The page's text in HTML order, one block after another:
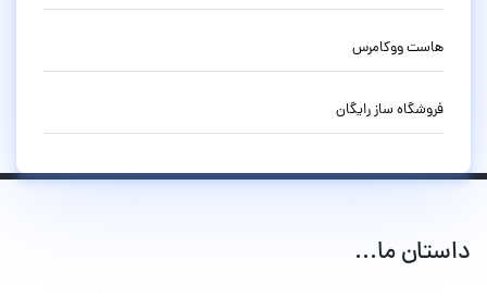
هاست ووکامرس
فروشگاه ساز رایگان
داستان ما...